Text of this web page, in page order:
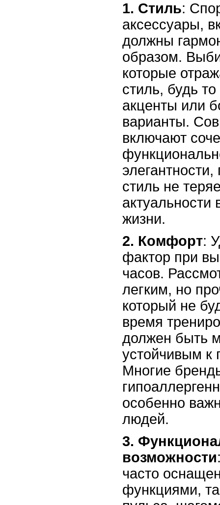
1. Стиль:
аксессуары,
должны
образом.
которые
стиль, будь
акценты или
варианты.
включают
стиль не
актуальности
жизни.
2. Комфорт:
фактор при
часов.
легким, но
который не
время
должен быть
устойчивым к
Многие
особенно
людей.
3.
возможности
часто
функциями,